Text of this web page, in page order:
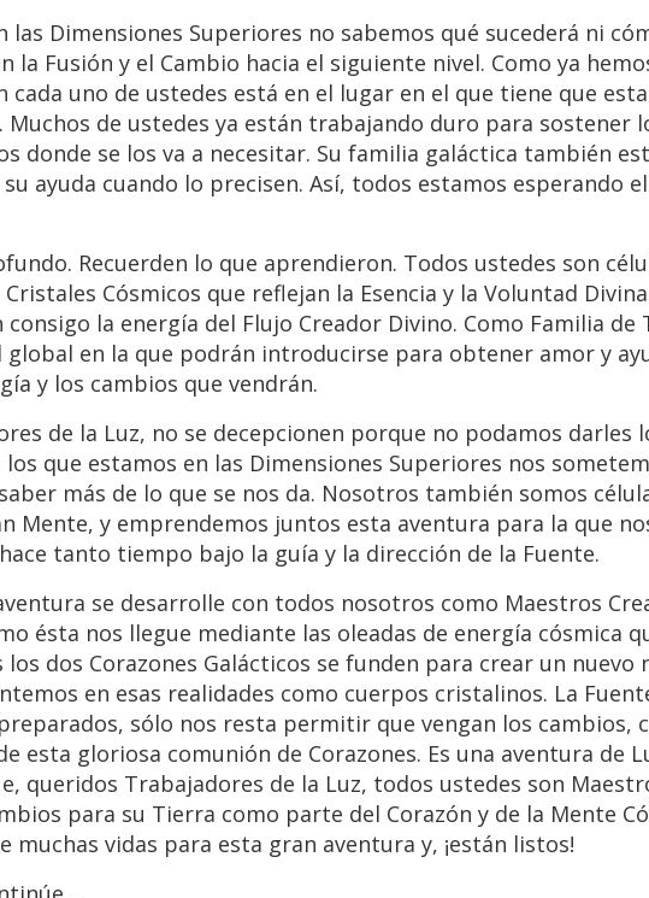
las Dimensiones Superiores no sabemos qué sucederá ni
la Fusión y el Cambio hacia el siguiente nivel. Como ya
cada uno de ustedes está en el lugar en el que tiene que
Muchos de ustedes ya están trabajando duro para sostener
donde se los va a necesitar. Su familia galáctica también
ayuda cuando lo precisen. Así, todos estamos esperando
Recuerden lo que aprendieron. Todos ustedes son
Cósmicos que reflejan la Esencia y la Voluntad
consigo la energía del Flujo Creador Divino. Como Familia de
global en la que podrán introducirse para obtener amor y
y los cambios que vendrán.
de la Luz, no se decepcionen porque no podamos darles
los que estamos en las Dimensiones Superiores nos
más de lo que se nos da. Nosotros también somos
Mente, y emprendemos juntos esta aventura para la que
tanto tiempo bajo la guía y la dirección de la Fuente.
se desarrolle con todos nosotros como Maestros
ésta nos llegue mediante las oleadas de energía cósmica
dos Corazones Galácticos se funden para crear un nuevo
en esas realidades como cuerpos cristalinos. La
sólo nos resta permitir que vengan los cambios,
esta gloriosa comunión de Corazones. Es una aventura de
queridos Trabajadores de la Luz, todos ustedes son
para su Tierra como parte del Corazón y de la Mente
muchas vidas para esta gran aventura y, ¡están listos!